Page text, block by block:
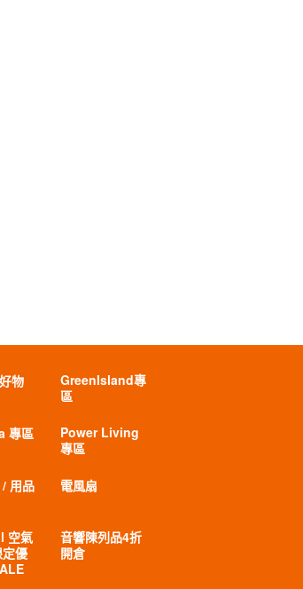
物
GreenIsland專
區
專區
Power Living
專區
用品 電風扇
空氣
優
音響陳列品4折
開倉